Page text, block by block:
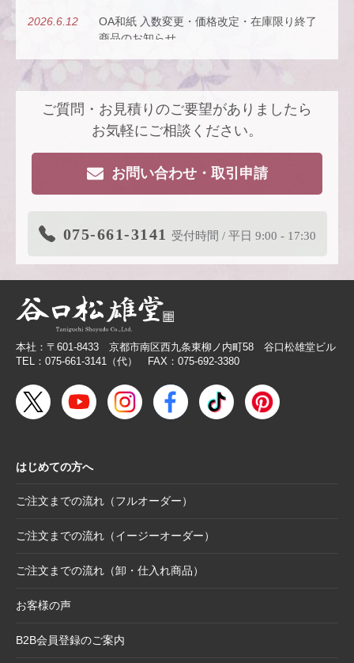
2026.6.12
OA和紙 入数変更・価格改定・在庫限り終了
商品のお知らせ
2026.5.26
にのせて。
2026.4.22
【新商品案内】派手すぎないがちょうどい
い、風も色も透ける、和紙の扇子
2026.4.16 大型連休休業日のお知らせ
価格改定商品のお知らせ【色紙】
2026.3.11 商品リニューアルのご案内
2026.2.26
【無料提供】売場づくりを応援！訴求力を高
める専用POP
2026.2.19 【色紙】価格改定のお願い
2025.10.28
【新商品案内】色エンピツ作家 かわばたあき
こが描く、ワンダーランドへと誘うアートグ
ッズ〈メモボックス〉と〈ミニアートボック
2025.10.16
日付誤植に関するお詫びと交換対応のお知ら
2025.8.28 【和綴じノート】新柄発表
2025.8.21
2025.8.19
【新商品案内】躍進を呼び込む縁起物─2026
ご質問・お見積りのご要望がありましたら
お気軽にご相談ください。
お問い合わせ・取引申請
075-661-3141 受付時間 / 平日 9:00 - 17:30
本社：〒601-8433 京都市南区西九条東柳ノ内町58 谷口松雄堂ビル
TEL：075-661-3141（代） FAX：075-692-3380
はじめての方へ
ご注文までの流れ（フルオーダー）
ご注文までの流れ（イージーオーダー）
ご注文までの流れ（卸・仕入れ商品）
お客様の声
B2B会員登録のご案内